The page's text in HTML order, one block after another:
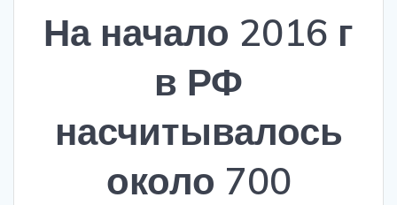
На начало 2016 г
в РФ
насчитывалось
около 700